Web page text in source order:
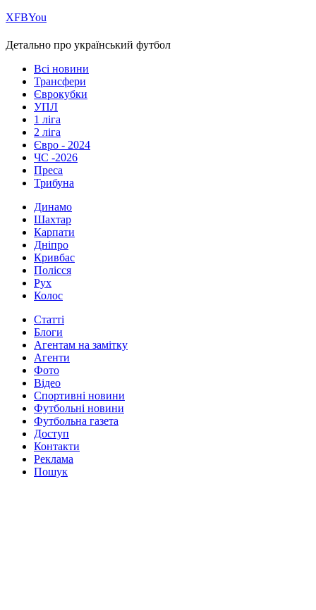
ХFBYou
Детально про український футбол
Всі новини
Трансфери
Єврокубки
УПЛ
1 ліга
2 ліга
Євро - 2024
ЧС -2026
Преса
Трибуна
Динамо
Шахтар
Карпати
Дніпро
Кривбас
Полісся
Рух
Колос
Статті
Блоги
Агентам на замітку
Агенти
Фото
Відео
Спортивні новини
Футбольні новини
Футбольна газета
Доступ
Контакти
Реклама
Пошук